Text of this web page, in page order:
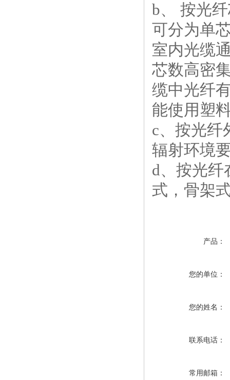
b、 按光
可分为单
室内光缆
芯数高密
缆中光纤
能使用塑
c、按光纤
辐射环境
d、按光纤
式，骨架
产品：
您的单位：
您的姓名：
联系电话：
常用邮箱：